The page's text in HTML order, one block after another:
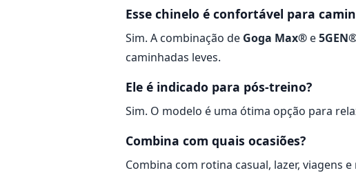
Esse chinelo é confortável para
Sim. A combinação de Goga Max® e
caminhadas leves.
Ele é indicado para pós-treino?
Sim. O modelo é uma ótima opção para
Combina com quais ocasiões?
Combina com rotina casual, lazer, viagens